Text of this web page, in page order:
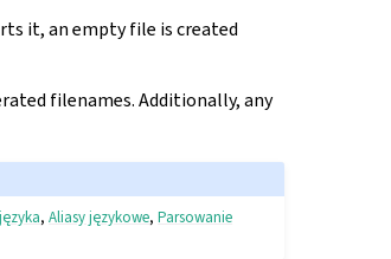
it, an empty file is created
filenames. Additionally, any
,Aliasy językowe,Parsowanie